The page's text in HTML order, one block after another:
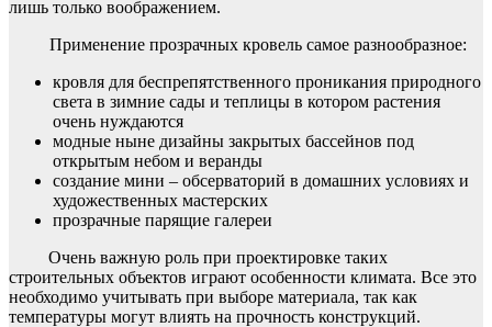
лишь только воображением.
Применение прозрачных кровель самое разнообразное:
кровля для беспрепятственного проникания природного
света в зимние сады и теплицы в котором растения
очень нуждаются
модные ныне дизайны закрытых бассейнов под
открытым небом и веранды
создание мини – обсерваторий в домашних условиях и
художественных мастерских
прозрачные парящие галереи
Очень важную роль при проектировке таких
строительных объектов играют особенности климата. Все это
необходимо учитывать при выборе материала, так как
температуры могут влиять на прочность конструкций.